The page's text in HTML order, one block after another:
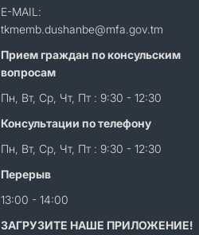
E-MAIL:
tkmemb.dushanbe@mfa.gov.tm
Прием граждан по консульским
вопросам
Пн, Вт, Ср, Чт, Пт : 9:30 - 12:30
Консультации по телефону
Пн, Вт, Ср, Чт, Пт : 9:30 - 12:30
Перерыв
13:00 - 14:00
ЗАГРУЗИТЕ НАШЕ ПРИЛОЖЕНИЕ!